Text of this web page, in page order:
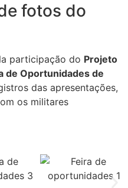
fotos do
participação do Projeto
de Oportunidades de
das apresentações,
os militares